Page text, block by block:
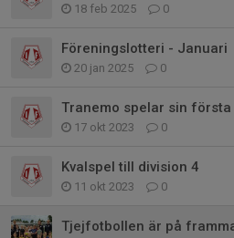
18 feb 2025 0
Föreningslotteri - Januari
20 jan 2025 0
Tranemo spelar sin
17 okt 2023 0
Kvalspel till division 4
11 okt 2023 0
Tjejfotbollen är på